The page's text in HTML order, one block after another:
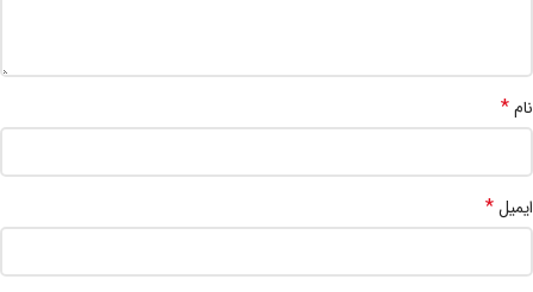
نام*
ایمیل*